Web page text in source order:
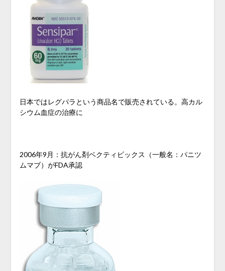
日本ではレグパラという商品名で販売されている。高カル
シウム血症の治療に
2006年9月：抗がん剤ベクティビックス（一般名：パニツ
ムマブ）がFDA承認